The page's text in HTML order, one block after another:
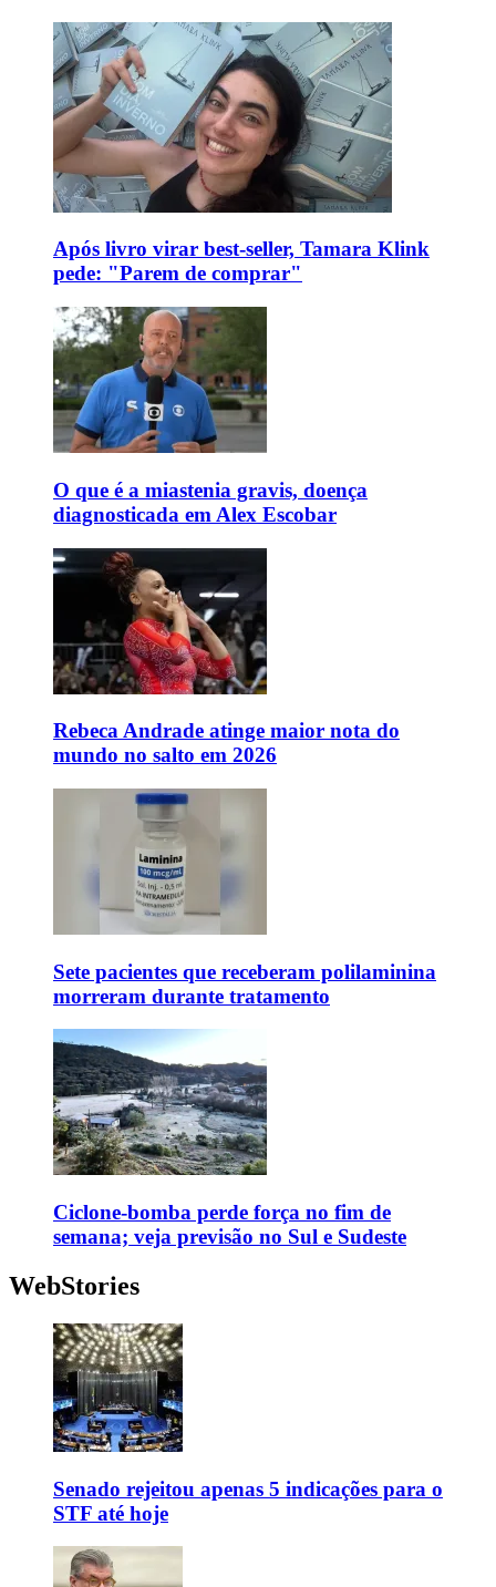
Após livro virar best-seller, Tamara Klink
pede: "Parem de comprar"
O que é a miastenia gravis, doença
diagnosticada em Alex Escobar
Rebeca Andrade atinge maior nota do
mundo no salto em 2026
Sete pacientes que receberam polilaminina
morreram durante tratamento
Ciclone-bomba perde força no fim de
semana; veja previsão no Sul e Sudeste
WebStories
Senado rejeitou apenas 5 indicações para o
STF até hoje